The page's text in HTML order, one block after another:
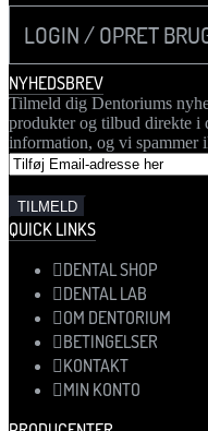
LOGIN / OPRET
NYHEDSBREV
Tilmeld dig Dentoriums
produkter og tilbud direkte i
information, og vi spammer
QUICK LINKS
DENTAL SHOP
DENTAL LAB
OM DENTORIUM
BETINGELSER
KONTAKT
MIN KONTO